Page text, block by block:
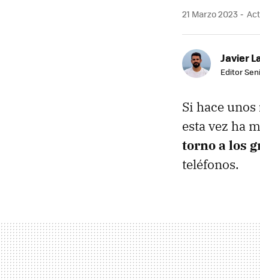
21 Marzo 2023
Javier
Editor
Si hace
esta vez ha
torno a los
teléfonos.